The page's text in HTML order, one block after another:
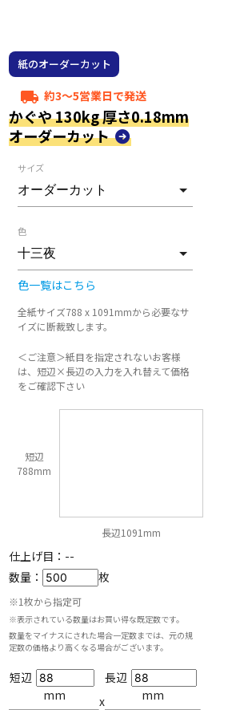
紙のオーダーカット
local_shipping 約3～5営業日で発送
かぐや 130kg 厚さ0.18mm
オーダーカット
サイズ
色
色一覧はこちら
全紙サイズ788 x 1091mmから必要なサ
イズに断裁致します。
＜ご注意＞紙目を指定されないお客様
は、短辺×長辺の入力を入れ替えて価格
をご確認下さい
短辺
788mm
長辺1091mm
仕上げ目： --
数量：
枚
※1枚から指定可
※表示されている数量はお買い得な既定数です。
数量をマイナスにされた場合一定数までは、元の規
定数の価格より高くなる場合がございます。
短辺
mm
x
長辺
mm